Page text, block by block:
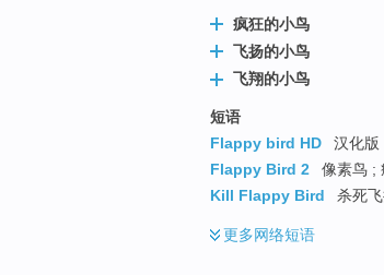
疯狂的小鸟
飞扬的小鸟
飞翔的小鸟
短语
Flappy bird HD
汉化版
Flappy Bird 2
像素鸟 ;
Kill Flappy Bird
杀死
更多网络短语